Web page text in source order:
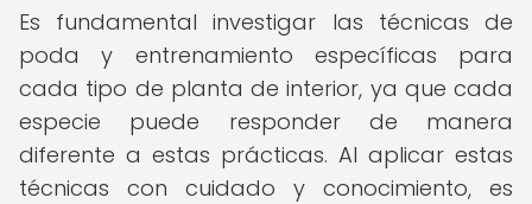
Es fundamental investigar las técnicas de
poda y entrenamiento específicas para
cada tipo de planta de interior, ya que cada
especie puede responder de manera
diferente a estas prácticas. Al aplicar estas
técnicas con cuidado y conocimiento, es